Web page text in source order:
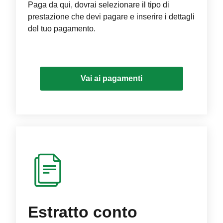
Paga da qui, dovrai selezionare il tipo di
prestazione che devi pagare e inserire i dettagli
del tuo pagamento.
Vai ai pagamenti
Estratto conto